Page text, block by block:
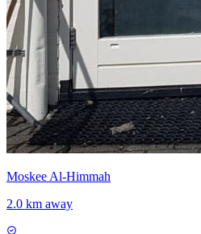
Moskee Al-Himmah
2.0 km away